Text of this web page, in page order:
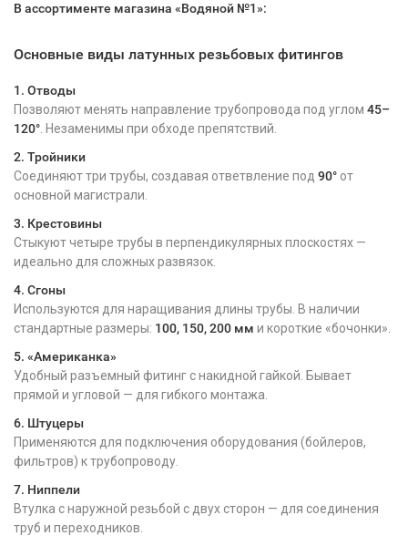
В ассортименте магазина «Водяной №1»:
Основные виды латунных резьбовых фитингов
1. Отводы
Позволяют менять направление трубопровода под углом 45–
120° . Незаменимы при обходе препятствий.
2. Тройники
Соединяют три трубы, создавая ответвление под 90° от
основной магистрали.
3. Крестовины
Стыкуют четыре трубы в перпендикулярных плоскостях —
идеально для сложных развязок.
4. Сгоны
Используются для наращивания длины трубы. В наличии
стандартные размеры: 100, 150, 200 мм и короткие «бочонки».
5. «Американка»
Удобный разъемный фитинг с накидной гайкой. Бывает
прямой и угловой — для гибкого монтажа.
6. Штуцеры
Применяются для подключения оборудования (бойлеров,
фильтров) к трубопроводу.
7. Ниппели
Втулка с наружной резьбой с двух сторон — для соединения
труб и переходников.